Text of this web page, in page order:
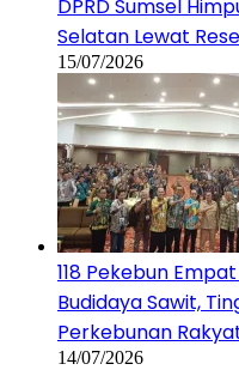
DPRD Sumsel
Selatan Lewat
15/07/2026
118 Pekebun
Budidaya Sawit,
Perkebunan
14/07/2026